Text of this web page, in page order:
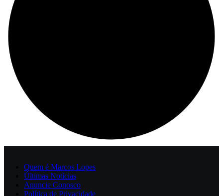
Quem é Marcos Lopes
Últimas Notícias
Anuncie Conosco
Política de Privacidade